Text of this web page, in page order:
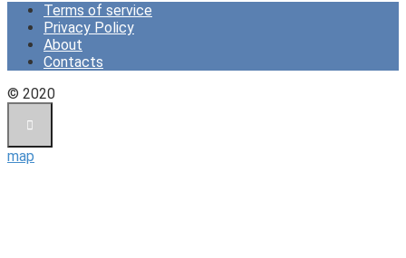
Terms of service
Privacy Policy
About
Contacts
© 2020
map